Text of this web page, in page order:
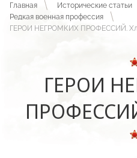
Главная
Исторические статьи
Редкая военная профессия
ГЕРОИ НЕГРОМКИХ ПРОФЕССИЙ.
ГЕРОИ